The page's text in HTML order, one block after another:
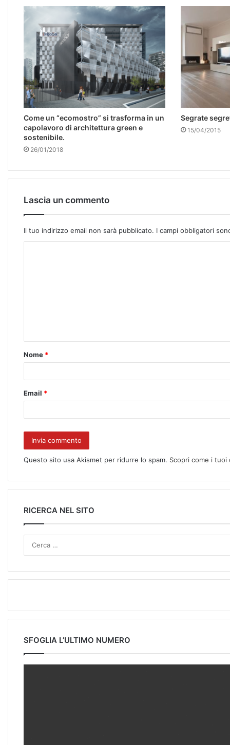
Come un “ecomostro” si trasforma in un
capolavoro di architettura green e
sostenibile.
26/01/2018
Segrate
15/04/2015
Lascia un commento
Il tuo indirizzo email non sarà pubblicato. I campi obbligatori
Nome *
Email *
Questo sito usa Akismet per ridurre lo spam. Scopri come i
RICERCA NEL SITO
SFOGLIA L’ULTIMO NUMERO